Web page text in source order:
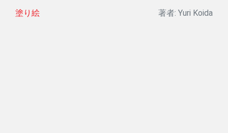
塗り絵 著者: Yuri Koida